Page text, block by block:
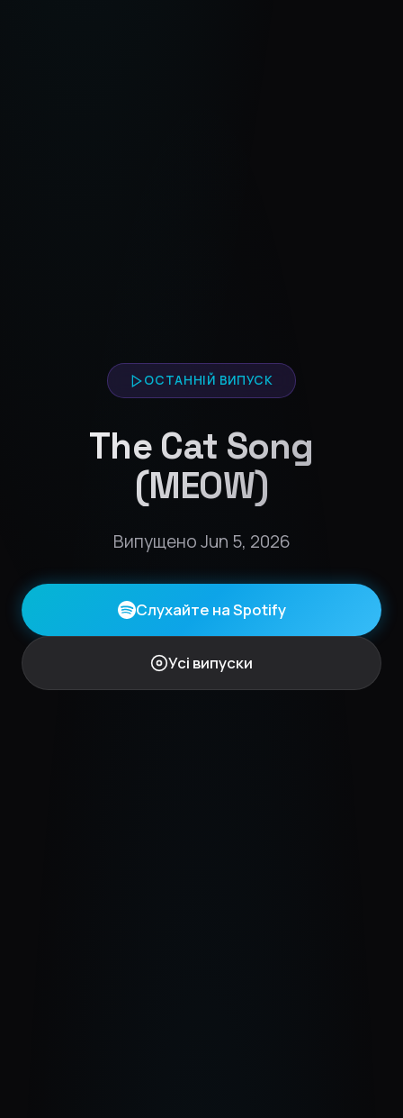
ОСТАННІЙ ВИПУСК
The Cat Song
(MEOW)
Випущено Jun 5, 2026
Слухайте на Spotify
Усі випуски